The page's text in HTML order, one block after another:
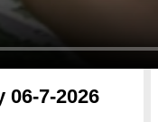
7-2026